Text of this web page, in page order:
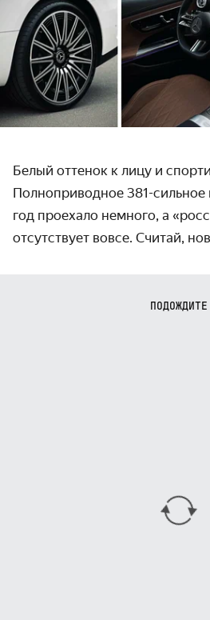
Белый оттенок к лицу и
Полноприводное 381-сильное
год проехало немного, а
отсутствует вовсе. Считай,
ПОДОЖДИТЕ